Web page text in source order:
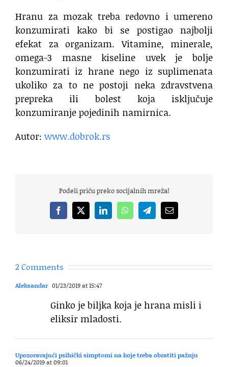
Hranu za mozak treba redovno i umereno
konzumirati kako bi se postigao najbolji
efekat za organizam. Vitamine, minerale,
omega-3 masne kiseline uvek je bolje
konzumirati iz hrane nego iz suplimenata
ukoliko za to ne postoji neka zdravstvena
prepreka ili bolest koja isključuje
konzumiranje pojedinih namirnica.
Autor: www.dobrok.rs
Podeli priču preko socijalnih mreža!
Facebook
X LinkedInWhatsAppTelegramEmail
2 Comments
Aleksandar 01/23/2019 at 15:47
Ginko je biljka koja je hrana misli i
eliksir mladosti.
Upozoravajući psihički simptomi na koje treba obratiti pažnju
06/24/2019 at 09:01